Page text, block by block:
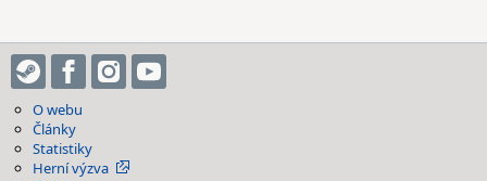
O webu
Články
Statistiky
Herní výzva